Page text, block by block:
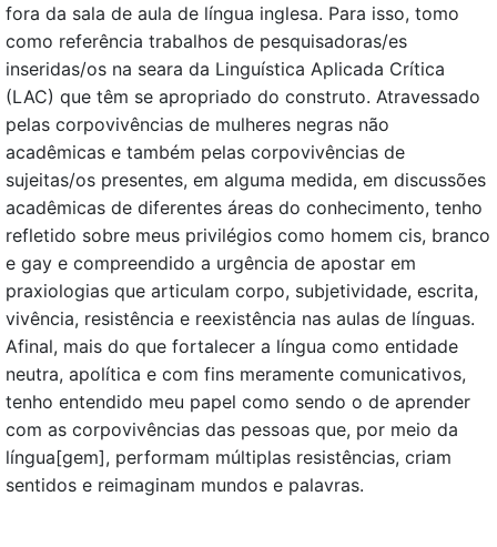
fora da sala de aula de língua inglesa. Para isso, tomo
como referência trabalhos de pesquisadoras/es
inseridas/os na seara da Linguística Aplicada Crítica
(LAC) que têm se apropriado do construto. Atravessado
pelas corpovivências de mulheres negras não
acadêmicas e também pelas corpovivências de
sujeitas/os presentes, em alguma medida, em discussões
acadêmicas de diferentes áreas do conhecimento, tenho
refletido sobre meus privilégios como homem cis, branco
e gay e compreendido a urgência de apostar em
praxiologias que articulam corpo, subjetividade, escrita,
vivência, resistência e reexistência nas aulas de línguas.
Afinal, mais do que fortalecer a língua como entidade
neutra, apolítica e com fins meramente comunicativos,
tenho entendido meu papel como sendo o de aprender
com as corpovivências das pessoas que, por meio da
língua[gem], performam múltiplas resistências, criam
sentidos e reimaginam mundos e palavras.